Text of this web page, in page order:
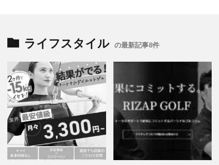
ライフスタイル の最新記事8件